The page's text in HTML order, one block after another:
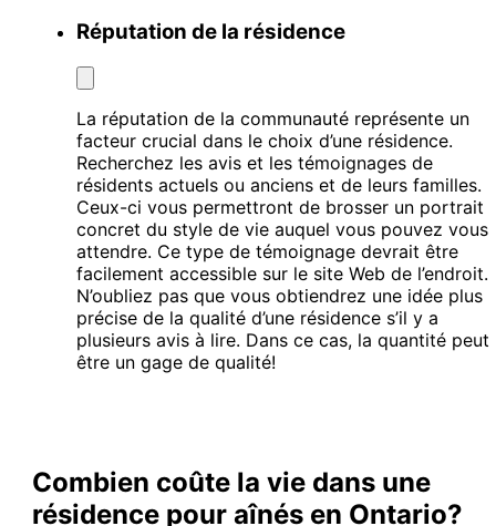
Réputation de la résidence
La réputation de la communauté représente un
facteur crucial dans le choix d’une résidence.
Recherchez les avis et les témoignages de
résidents actuels ou anciens et de leurs familles.
Ceux-ci vous permettront de brosser un portrait
concret du style de vie auquel vous pouvez vous
attendre. Ce type de témoignage devrait être
facilement accessible sur le site Web de l’endroit.
N’oubliez pas que vous obtiendrez une idée plus
précise de la qualité d’une résidence s’il y a
plusieurs avis à lire. Dans ce cas, la quantité peut
être un gage de qualité!
Combien coûte la vie dans une
résidence pour aînés en Ontario?